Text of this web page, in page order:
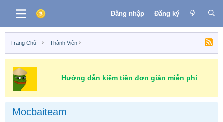
Đăng nhập Đăng ký
Trang Chủ Thành Viên
Hướng dẫn kiếm tiền đơn giản miễn phí
Mocbaiteam